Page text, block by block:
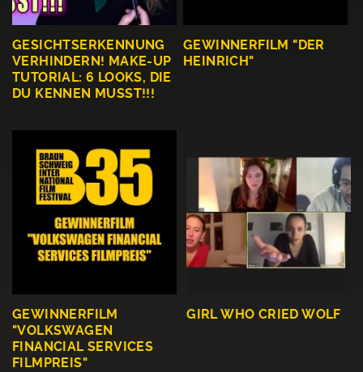
GESICHTSERKENNUNG
VERHINDERN! MAKE-UP
TUTORIAL: 6 LOOKS, DIE
DU KENNEN MUSST!!!
GEWINNERFILM "DER
HEINRICH"
GEWINNERFILM
"VOLKSWAGEN
FINANCIAL SERVICES
FILMPREIS"
GIRL WHO CRIED WOLF